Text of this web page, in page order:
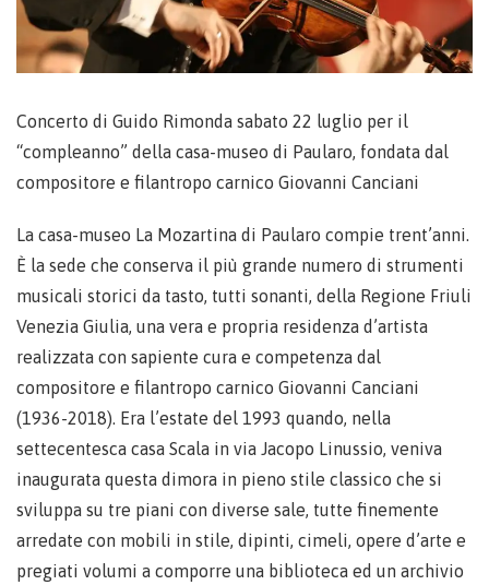
Concerto di Guido Rimonda sabato 22 luglio per il
“compleanno” della casa-museo di Paularo, fondata dal
compositore e filantropo carnico Giovanni Canciani
La casa-museo La Mozartina di Paularo compie trent’anni.
È la sede che conserva il più grande numero di strumenti
musicali storici da tasto, tutti sonanti, della Regione Friuli
Venezia Giulia, una vera e propria residenza d’artista
realizzata con sapiente cura e competenza dal
compositore e filantropo carnico Giovanni Canciani
(1936-2018). Era l’estate del 1993 quando, nella
settecentesca casa Scala in via Jacopo Linussio, veniva
inaugurata questa dimora in pieno stile classico che si
sviluppa su tre piani con diverse sale, tutte finemente
arredate con mobili in stile, dipinti, cimeli, opere d’arte e
pregiati volumi a comporre una biblioteca ed un archivio